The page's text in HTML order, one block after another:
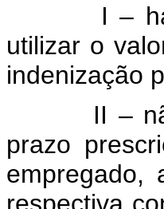
I –
utilizar o
indenização
II – não
prazo
empregado,